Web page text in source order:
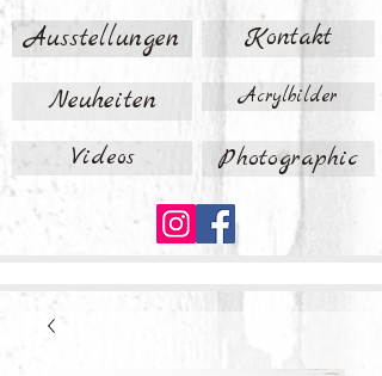
Ausstellungen Kontakt
Neuheiten Acrylbilder
Videos Photographic